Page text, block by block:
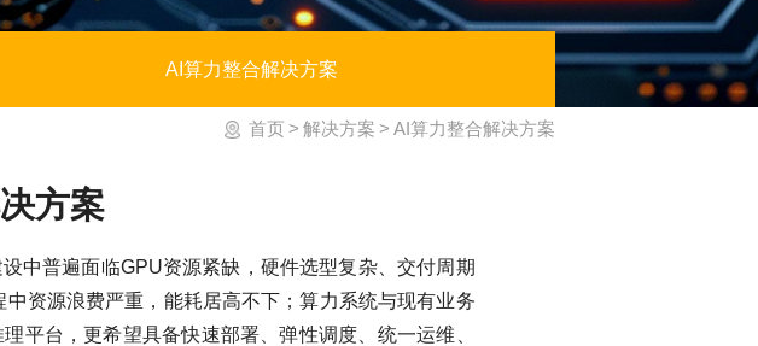
AI算力整合解决方案
首页 > 解决方案 > AI算力整合解决方案
方案
中普遍面临GPU资源紧缺，硬件选型复杂、交付周期
资源浪费严重，能耗居高不下；算力系统与现有业务
平台，更希望具备快速部署、弹性调度、统一运维、